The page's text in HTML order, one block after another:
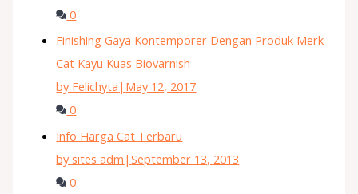
0
Finishing Gaya Kontemporer Dengan Produk Merk
Cat Kayu Kuas Biovarnish
by Felichyta | May 12, 2017
0
Info Harga Cat Terbaru
by sites adm |September 13, 2013
0